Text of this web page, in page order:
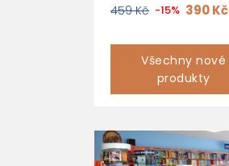
459 Kč -15% 390 Kč
Všechny nové
produkty